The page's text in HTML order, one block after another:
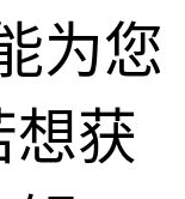
为您
想获